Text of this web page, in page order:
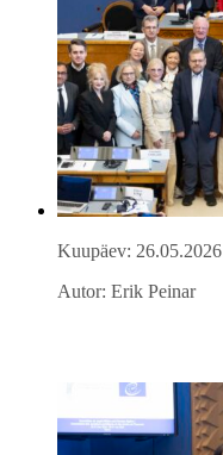
Kuupäev: 26.05.2026
Autor: Erik Peinar